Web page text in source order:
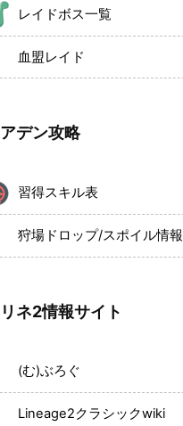
レイドボス一覧
血盟レイド
アデン攻略
習得スキル表
狩場ドロップ/スポイル情報
リネ2情報サイト
(む)ぶろぐ
Lineage2クラシックwiki